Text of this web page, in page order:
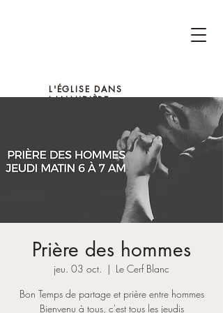
L'ÉGLISE DANS
LANAUDIÈRE
Prière des hommes
jeu. 03 oct.
  |
Le Cerf Blanc
Bon Temps de partage et prière entre hommes
Bienvenu à tous, c'est tous les jeudis